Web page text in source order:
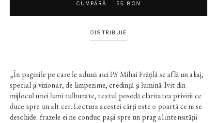
DISTRIBUIE
CUMPĂRĂ 55 RON
„În paginile pe care le adună aici PS Mihai Frățilă se află un aliaj,
special și vizionar, de limpezime, credință și lumină. Ivit din
mijlocul unei lumi tulburate, textul posedă claritatea privirii ce
duce spre un alt cer. Lectura acestei cărți este o poartă ce ni se
deschide: frazele ei ne conduc pașii spre un prag al intensității